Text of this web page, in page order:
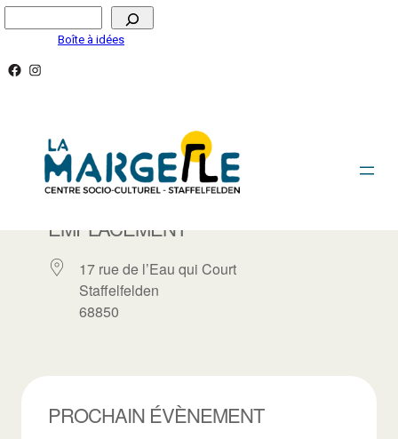
Aller
au
Facebook
Instagram
Boîte à idées
LA MARGELLE / SALLE LA GALERIE
EMPLACEMENT
17 rue de l’Eau qui Court
Staffelfelden
68850
PROCHAIN ÉVÈNEMENT